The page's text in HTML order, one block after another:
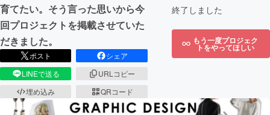
育てたい。そう言った思いから今
回プロジェクトを掲載させていた
だきました。
ポスト
シェア
LINEで送る
URLコピー
埋め込み
QRコード
終了しました
もう一度プロジェク
トをやってほしい